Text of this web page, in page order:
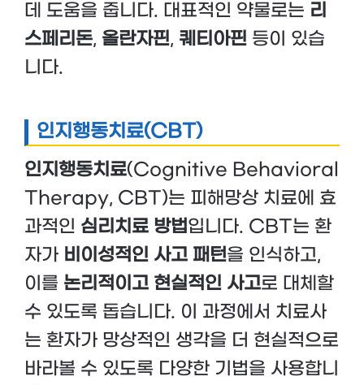
데 도움을 줍니다. 대표적인 약물로는 리
스페리돈, 올란자핀, 퀘티아핀 등이 있습
니다.
인지행동치료(CBT)
인지행동치료(Cognitive Behavioral
Therapy, CBT)는 피해망상 치료에 효
과적인 심리치료 방법입니다. CBT는 환
자가 비이성적인 사고 패턴을 인식하고,
이를 논리적이고 현실적인 사고로 대체할
수 있도록 돕습니다. 이 과정에서 치료사
는 환자가 망상적인 생각을 더 현실적으로
바라볼 수 있도록 다양한 기법을 사용합니